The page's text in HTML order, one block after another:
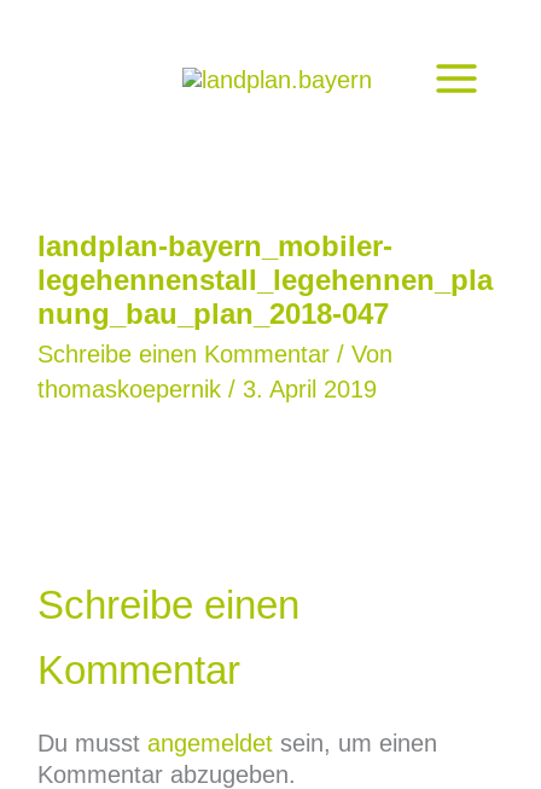
landplan-bayern_mobiler-
legehennenstall_legehennen_pla
nung_bau_plan_2018-047
Schreibe einen Kommentar / Von
thomaskoepernik / 3. April 2019
Schreibe einen
Kommentar
Du musst angemeldetsein, um einen
Kommentar abzugeben.